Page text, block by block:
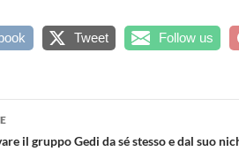
Tweet Follow us
il gruppo Gedi da sé stesso e dal suo